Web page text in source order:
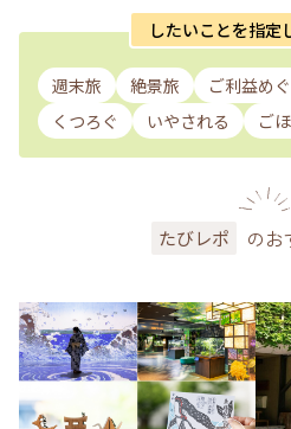
したいことを指定
週末旅 絶景旅 ご利益め
くつろぐ
いやされる ご
たびレポ のお